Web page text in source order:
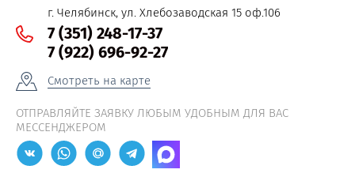
г. Челябинск, ул. Хлебозаводская 15 оф.106
7 (351) 248-17-37
7 (922) 696-92-27
Смотреть на карте
ОТПРАВЛЯЙТЕ ЗАЯВКУ ЛЮБЫМ УДОБНЫМ ДЛЯ ВАС
МЕССЕНДЖЕРОМ